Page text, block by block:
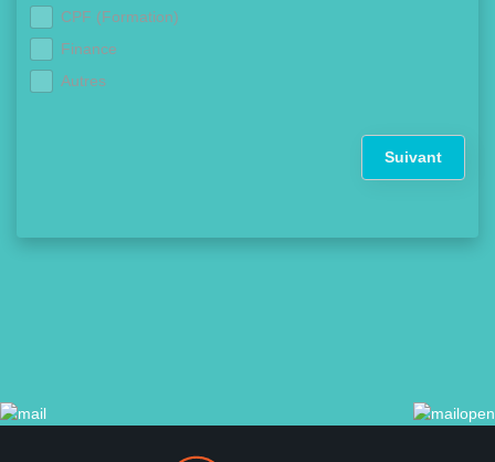
CPF (Formation)
Finance
Autres
Suivant